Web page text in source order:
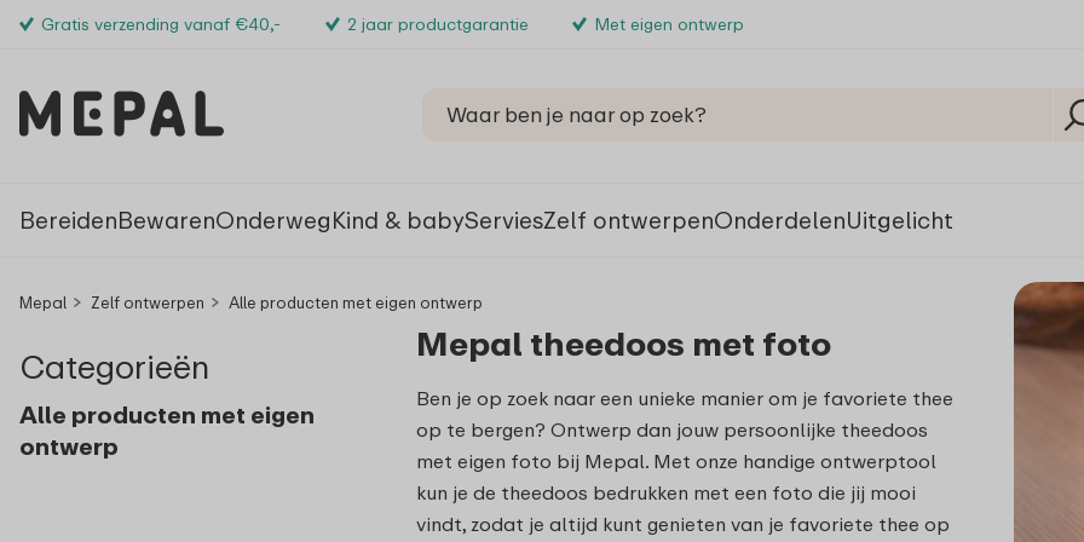
Gratis verzending vanaf €40,- 2 jaar productgarantie Met eigen ontwerp
BereidenBewarenOnderwegKind & babyServiesZelf ontwerpenOnderdelenUitgelicht
Mepal Zelf ontwerpen Alle producten met eigen ontwerp
Categorieën
Alle producten met eigen
ontwerp
Mepal theedoos met foto
Ben je op zoek naar een unieke manier om je favoriete thee
op te bergen? Ontwerp dan jouw persoonlijke theedoos
met eigen foto bij Mepal. Met onze handige ontwerptool
kun je de theedoos bedrukken met een foto die jij mooi
vindt, zodat je altijd kunt genieten van je favoriete thee op